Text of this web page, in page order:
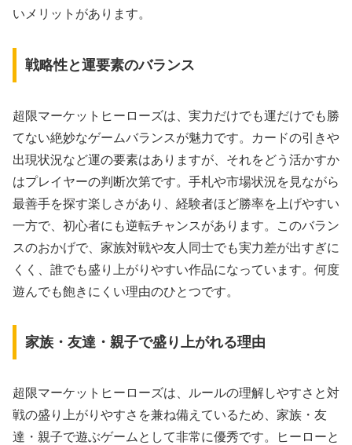
いメリットがあります。
戦略性と運要素のバランス
超限マーケットヒーローズは、実力だけでも運だけでも勝
てない絶妙なゲームバランスが魅力です。カードの引きや
出現状況など運の要素はありますが、それをどう活かすか
はプレイヤーの判断次第です。手札や市場状況を見ながら
最善手を探す楽しさがあり、経験者ほど勝率を上げやすい
一方で、初心者にも逆転チャンスがあります。このバラン
スのおかげで、家族対戦や友人同士でも実力差が出すぎに
くく、誰でも盛り上がりやすい作品になっています。何度
遊んでも飽きにくい理由のひとつです。
家族・友達・親子で盛り上がれる理由
超限マーケットヒーローズは、ルールの理解しやすさと対
戦の盛り上がりやすさを兼ね備えているため、家族・友
達・親子で遊ぶゲームとして非常に優秀です。ヒーローと